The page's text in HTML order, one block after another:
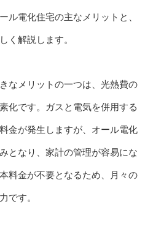
ル電化住宅の主なメリットと、
く解説します。
なメリットの一つは、光熱費の
化です。ガスと電気を併用する
金が発生しますが、オール電化
となり、家計の管理が容易にな
料金が不要となるため、月々の
です。